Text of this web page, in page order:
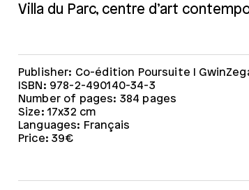
Villa du Parc, centre d’art
Publisher: Co-édition Poursuite I
ISBN: 978-2-490140-34-3
Number of pages: 384 pages
Size: 17x32 cm
Languages: Français
Price: 39€